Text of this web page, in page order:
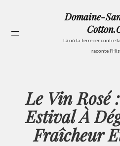
contenu
Domaine-
Là où la Terre rencontre
raconte
Le Vin Rosé
Estival À
Fraîcheur